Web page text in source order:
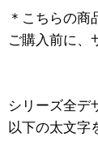
＊こちらの商
ご購入前に、
シリーズ全デ
以下の太文字